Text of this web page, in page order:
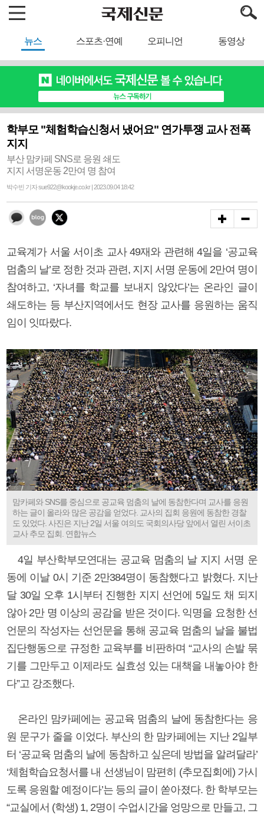
뉴스 스포츠·연예 오피니언 동영상
학부모 "체험학습신청서 냈어요" 연가투쟁 교사 전폭
지지
부산 맘카페 SNS로 응원 쇄도
지지 서명운동 2만여 명 참여
박수빈 기자 sue922@kookje.co.kr | 2023.09.04 18:42
교육계가 서울 서이초 교사 49재와 관련해 4일을 ‘공교육
멈춤의 날’로 정한 것과 관련, 지지 서명 운동에 2만여 명이
참여하고, ‘자녀를 학교를 보내지 않았다’는 온라인 글이
쇄도하는 등 부산지역에서도 현장 교사를 응원하는 움직
임이 잇따랐다.
맘카페와 SNS를 중심으로 공교육 멈춤의 날에 동참한다며 교사를 응원
하는 글이 올라와 많은 공감을 얻었다. 교사의 집회 응원에 동참한 경찰
도 있었다. 사진은 지난 2일 서울 여의도 국회의사당 앞에서 열린 서이초
교사 추모 집회. 연합뉴스
4일 부산학부모연대는 공교육 멈춤의 날 지지 서명 운
동에 이날 0시 기준 2만384명이 동참했다고 밝혔다. 지난
달 30일 오후 1시부터 진행한 지지 선언에 5일도 채 되지
않아 2만 명 이상의 공감을 받은 것이다. 익명을 요청한 선
언문의 작성자는 선언문을 통해 공교육 멈춤의 날을 불법
집단행동으로 규정한 교육부를 비판하며 “교사의 손발 묶
기를 그만두고 이제라도 실효성 있는 대책을 내놓아야 한
다”고 강조했다.
온라인 맘카페에는 공교육 멈춤의 날에 동참한다는 응
원 문구가 줄을 이었다. 부산의 한 맘카페에는 지난 2일부
터 ‘공교육 멈춤의 날에 동참하고 싶은데 방법을 알려달라’
‘체험학습요청서를 내 선생님이 맘편히 (추모집회에) 가시
도록 응원할 예정이다’는 등의 글이 쏟아졌다. 한 학부모는
“교실에서 (학생) 1, 2명이 수업시간을 엉망으로 만들고, 그